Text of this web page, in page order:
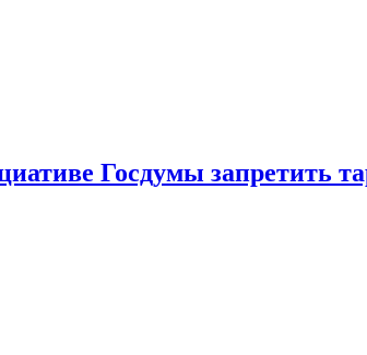
Госдумы запретить